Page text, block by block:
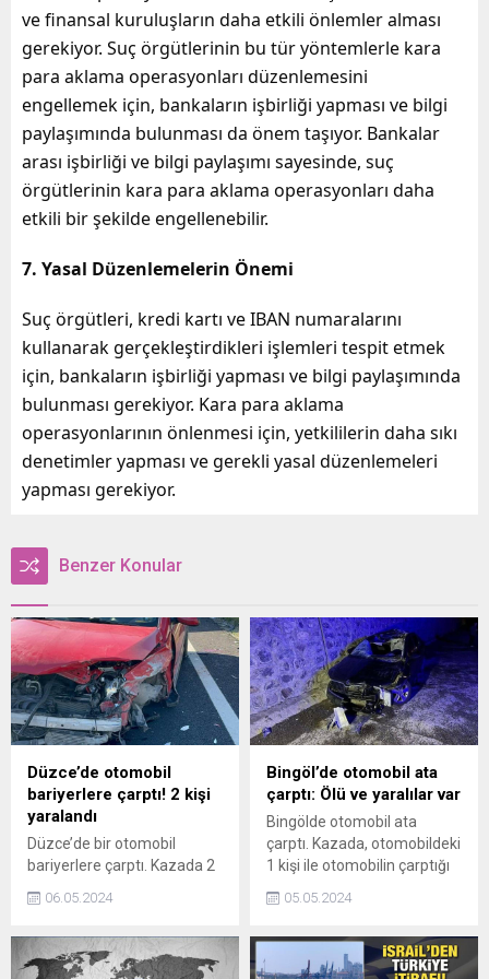
ve finansal kuruluşların daha etkili önlemler alması
gerekiyor. Suç örgütlerinin bu tür yöntemlerle kara
para aklama operasyonları düzenlemesini
engellemek için, bankaların işbirliği yapması ve bilgi
paylaşımında bulunması da önem taşıyor. Bankalar
arası işbirliği ve bilgi paylaşımı sayesinde, suç
örgütlerinin kara para aklama operasyonları daha
etkili bir şekilde engellenebilir.
7. Yasal Düzenlemelerin Önemi
Suç örgütleri, kredi kartı ve IBAN numaralarını
kullanarak gerçekleştirdikleri işlemleri tespit etmek
için, bankaların işbirliği yapması ve bilgi paylaşımında
bulunması gerekiyor. Kara para aklama
operasyonlarının önlenmesi için, yetkililerin daha sıkı
denetimler yapması ve gerekli yasal düzenlemeleri
yapması gerekiyor.
Benzer Konular
Düzce’de otomobil
bariyerlere çarptı! 2 kişi
yaralandı
Düzce’de bir otomobil
bariyerlere çarptı. Kazada 2
06.05.2024
Bingöl’de otomobil ata
çarptı: Ölü ve yaralılar var
Bingölde otomobil ata
çarptı. Kazada, otomobildeki
1 kişi ile otomobilin çarptığı
05.05.2024